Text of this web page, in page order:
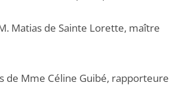
Matias de Sainte Lorette, maître
de Mme Céline Guibé, rapporteure